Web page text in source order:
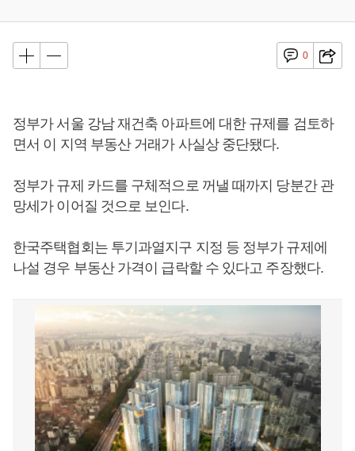
0
정부가 서울 강남 재건축 아파트에 대한 규제를 검토하
면서 이 지역 부동산 거래가 사실상 중단됐다.
정부가 규제 카드를 구체적으로 꺼낼 때까지 당분간 관
망세가 이어질 것으로 보인다.
한국주택협회는 투기과열지구 지정 등 정부가 규제에
나설 경우 부동산 가격이 급락할 수 있다고 주장했다.